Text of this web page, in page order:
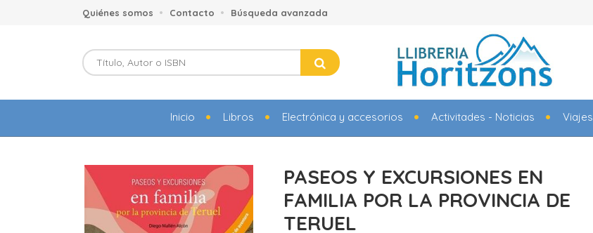
Quiénes somos Contacto Búsqueda avanzada
Inicio Libros Electrónica y accesorios Activitades - Noticias Viajes
PASEOS Y EXCURSIONES EN
FAMILIA POR LA PROVINCIA DE
TERUEL